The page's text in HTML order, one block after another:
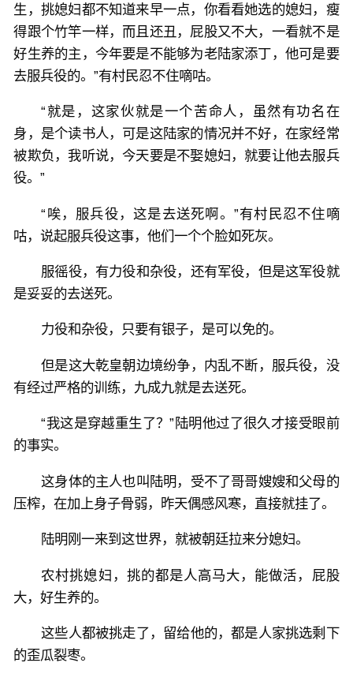
生，挑媳妇都不知道来早一点，你看看她选的媳妇，瘦
得跟个竹竿一样，而且还丑，屁股又不大，一看就不是
好生养的主，今年要是不能够为老陆家添丁，他可是要
去服兵役的。”有村民忍不住嘀咕。
“就是，这家伙就是一个苦命人，虽然有功名在
身，是个读书人，可是这陆家的情况并不好，在家经常
被欺负，我听说，今天要是不娶媳妇，就要让他去服兵
役。”
“唉，服兵役，这是去送死啊。”有村民忍不住嘀
咕，说起服兵役这事，他们一个个脸如死灰。
服徭役，有力役和杂役，还有军役，但是这军役就
是妥妥的去送死。
力役和杂役，只要有银子，是可以免的。
但是这大乾皇朝边境纷争，内乱不断，服兵役，没
有经过严格的训练，九成九就是去送死。
“我这是穿越重生了？”陆明他过了很久才接受眼前
的事实。
这身体的主人也叫陆明，受不了哥哥嫂嫂和父母的
压榨，在加上身子骨弱，昨天偶感风寒，直接就挂了。
陆明刚一来到这世界，就被朝廷拉来分媳妇。
农村挑媳妇，挑的都是人高马大，能做活，屁股
大，好生养的。
这些人都被挑走了，留给他的，都是人家挑选剩下
的歪瓜裂枣。